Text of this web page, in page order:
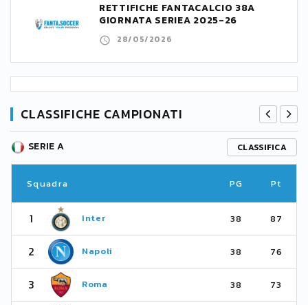
RETTIFICHE FANTACALCIO 38A
GIORNATA SERIEA 2025-26
28/05/2026
CLASSIFICHE CAMPIONATI
SERIE A CLASSIFICA
Squadra PG Pt
1 Inter 38 87
2 Napoli 38 76
3 Roma 38 73